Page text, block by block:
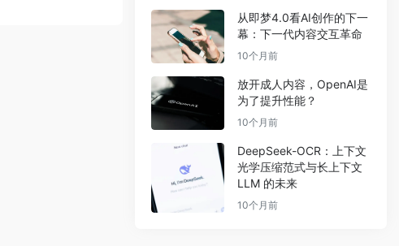
从即梦4.0看AI创作的下一
幕：下一代内容交互革命
10个月前
放开成人内容，OpenAI是
为了提升性能？
10个月前
DeepSeek-OCR：上下文
光学压缩范式与长上下文
LLM 的未来
10个月前